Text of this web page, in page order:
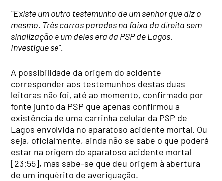
“Existe um outro testemunho de um senhor que diz o
mesmo. Três carros parados na faixa da direita sem
sinalização e um deles era da PSP de Lagos.
Investigue se”.
A possibilidade da origem do acidente
corresponder aos testemunhos destas duas
leitoras não foi, até ao momento, confirmado por
fonte junto da PSP que apenas confirmou a
existência de uma carrinha celular da PSP de
Lagos envolvida no aparatoso acidente mortal. Ou
seja, oficialmente, ainda não se sabe o que poderá
estar na origem do aparatoso acidente mortal
[23:55], mas sabe-se que deu origem à abertura
de um inquérito de averiguação.